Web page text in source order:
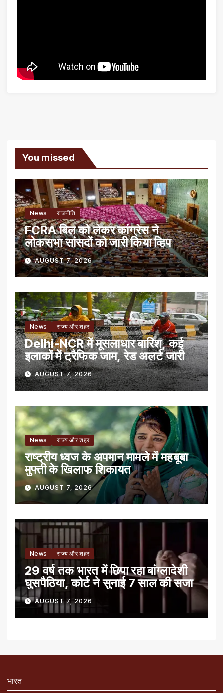
You missed
News राजनीति
FCRA बिल को लेकर कांग्रेस ने
लोकसभा सांसदों को जारी किया व्हिप
AUGUST 7, 2026
News राज्य और शहर
Delhi-NCR में मूसलाधार बारिश, कई
इलाकों में ट्रैफिक जाम, रेड अलर्ट जारी
AUGUST 7, 2026
News राज्य और शहर
राष्ट्रीय ध्वज के अपमान मामले में महबूबा
मुफ्ती के खिलाफ शिकायत
AUGUST 7, 2026
News राज्य और शहर
29 वर्ष तक भारत में छिपा रहा बांग्लादेशी
घुसपैठिया, कोर्ट ने सुनाई 7 साल की सजा
AUGUST 7, 2026
भारत